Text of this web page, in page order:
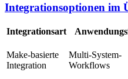
Integrationsoptionen im
Integrationsart
Make-basierte
Integration
Multi-System-
Workflows